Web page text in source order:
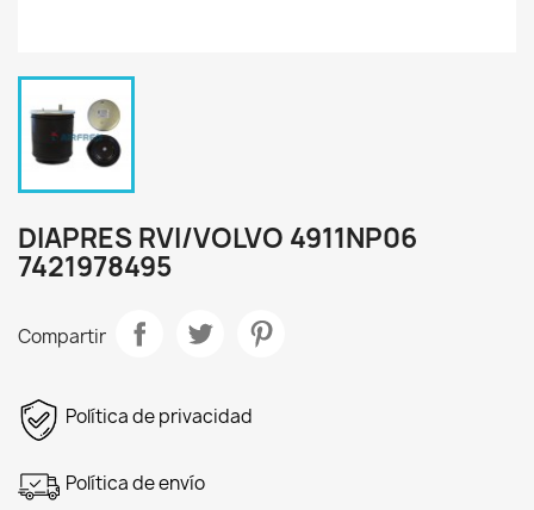
DIAPRES RVI/VOLVO 4911NP06
7421978495
Compartir
Política de privacidad
Política de envío